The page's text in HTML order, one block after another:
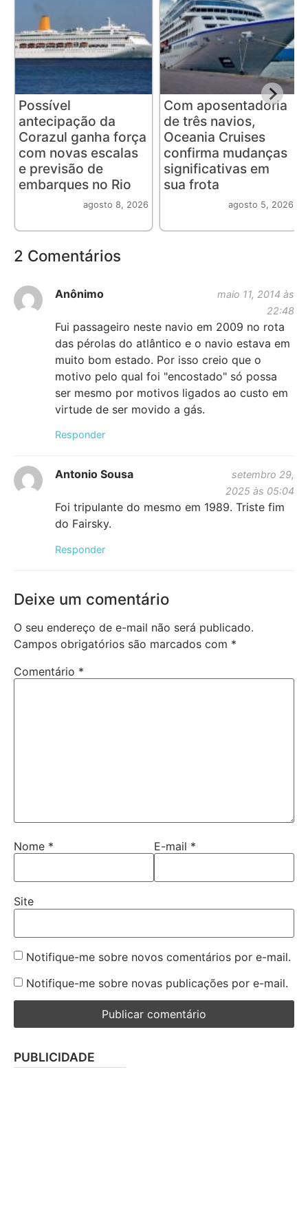
Possível
antecipação da
Corazul ganha força
com novas escalas
e previsão de
embarques no Rio
agosto 8, 2026
Com aposentadoria
de três navios,
Oceania Cruises
confirma mudanças
significativas em
sua frota
agosto 5, 2026
2 Comentários
Anônimo
maio 11, 2014 às
22:48
Fui passageiro neste navio em 2009 no rota
das pérolas do atlântico e o navio estava em
muito bom estado. Por isso creio que o
motivo pelo qual foi "encostado" só possa
ser mesmo por motivos ligados ao custo em
virtude de ser movido a gás.
Responder
Antonio Sousa
setembro 29,
2025 às 05:04
Foi tripulante do mesmo em 1989. Triste fim
do Fairsky.
Responder
Deixe um comentário
O seu endereço de e-mail não será publicado.
Campos obrigatórios são marcados com *
Comentário *
Nome * E-mail *
Site
Notifique-me sobre novos comentários por e-mail.
Notifique-me sobre novas publicações por e-mail.
PUBLICIDADE